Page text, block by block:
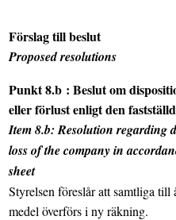
Förslag till beslut
Proposed resolutions
Punkt8.b : Beslut om
eller förlust enligt den
Item8.b: Resolution regarding
loss of the company in
sheet
Styrelsen föreslår att samtliga till
medel överförs i ny räkning.